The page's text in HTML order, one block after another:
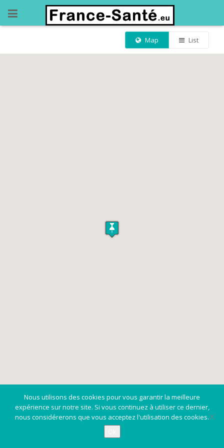
Map List
Nous utilisons des cookies pour vous garantir la meilleure
expérience sur notre site. Si vous continuez à utiliser ce dernier,
nous considérerons que vous acceptez l'utilisation des cookies.